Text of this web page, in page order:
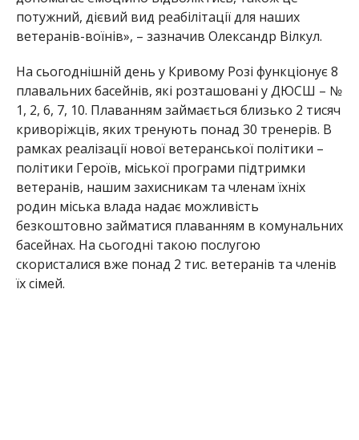
потужний, дієвий вид реабілітації для наших
ветеранів-воїнів», – зазначив Олександр Вілкул.
На сьогоднішній день у Кривому Розі функціонує 8
плавальних басейнів, які розташовані у ДЮСШ – №
1, 2, 6, 7, 10. Плаванням займається близько 2 тисяч
криворіжців, яких тренують понад 30 тренерів. В
рамках реалізації нової ветеранської політики –
політики Героїв, міської програми підтримки
ветеранів, нашим захисникам та членам їхніх
родин міська влада надає можливість
безкоштовно займатися плаванням в комунальних
басейнах. На сьогодні такою послугою
скористалися вже понад 2 тис. ветеранів та членів
їх сімей.